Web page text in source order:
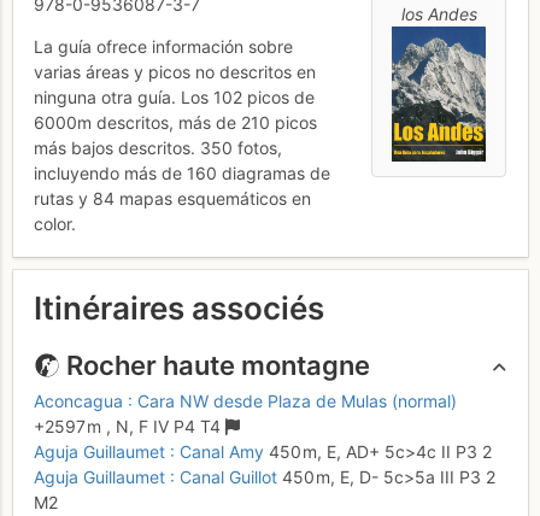
los Andes
La guía ofrece información sobre
varias áreas y picos no descritos en
ninguna otra guía. Los 102 picos de
6000m descritos, más de 210 picos
más bajos descritos. 350 fotos,
incluyendo más de 160 diagramas de
rutas y 84 mapas esquemáticos en
color.
Itinéraires associés
Rocher haute montagne
Aconcagua : Cara NW desde Plaza de Mulas (normal)
+2597 m , N, F IV P4 T4
Aguja Guillaumet : Canal Amy 450 m, E, AD+ 5c>4c II P3 2
Aguja Guillaumet : Canal Guillot 450 m, E, D- 5c>5a III P3 2
M2